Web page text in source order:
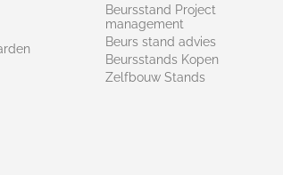
Beursstand Project
management
Beurs stand advies
Beursstands Kopen
Zelfbouw Stands